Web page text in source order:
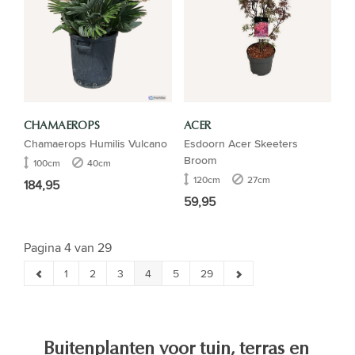
CHAMAEROPS
Chamaerops Humilis Vulcano
100cm 40cm
184,95
ACER
Esdoorn Acer Skeeters
Broom
120cm 27cm
59,95
Pagina 4 van 29
1 2 3 4 5 29
Buitenplanten voor tuin, terras en